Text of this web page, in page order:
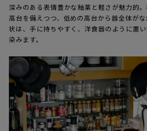
深みのある表情豊かな釉薬と軽さが魅力的
高台を備えつつ、低めの高台から器全体が
状は、手に持ちやすく、洋食器のように置
染みます。